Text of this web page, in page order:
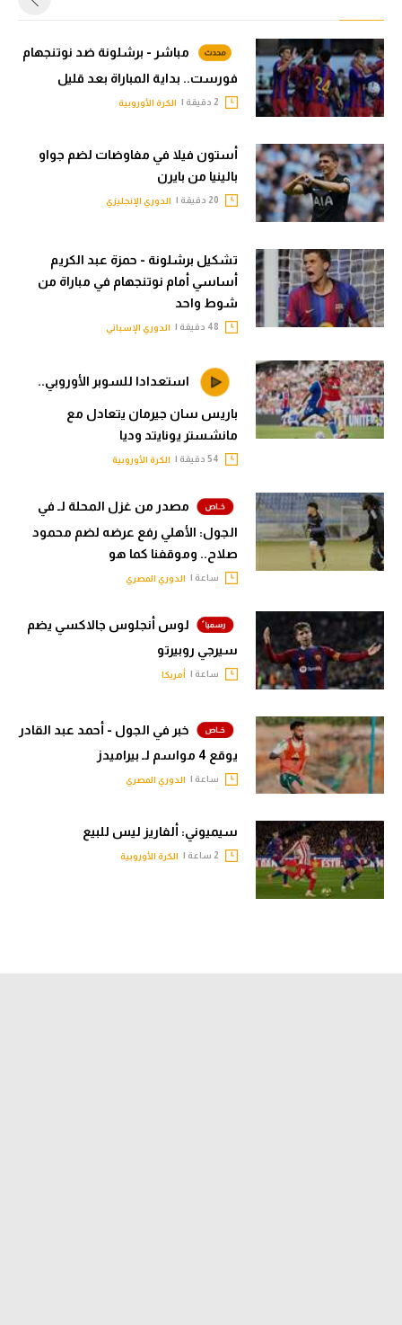
مباشر - برشلونة ضد نوتنجهام
فورست.. بداية المباراة بعد قليل
الكرة الأوروبية
أستون فيلا في مفاوضات لضم جواو
بالينيا من بايرن
الدوري الإنجليزي
تشكيل برشلونة - حمزة عبد الكريم
أساسي أمام نوتنجهام في مباراة من
شوط واحد
الدوري الإسباني
استعدادا للسوبر الأوروبي..
باريس سان جيرمان يتعادل مع
مانشستر يونايتد وديا
الكرة الأوروبية
مصدر من غزل المحلة لـ في
الجول: الأهلي رفع عرضه لضم محمود
صلاح.. وموقفنا كما هو
ساعة | الدوري المصري
لوس أنجلوس جالاكسي يضم
سيرجي روبيرتو
ساعة | أمريكا
خبر في الجول - أحمد عبد القادر
يوقع 4 مواسم لـ بيراميدز
ساعة | الدوري المصري
سيميوني: ألفاريز ليس للبيع
الكرة الأوروبية